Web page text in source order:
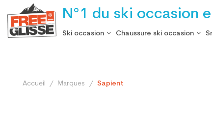
N°1 du ski occasion
Ski occasion Chaussure ski occasion
Accueil Marques Sapient